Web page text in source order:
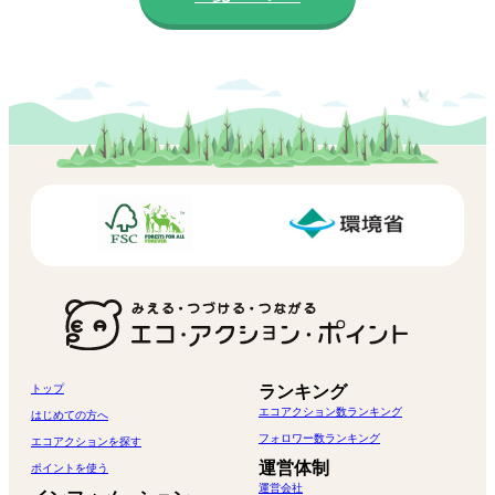
トップ
はじめての方へ
エコアクションを探す
ポイントを使う
ランキング
エコアクション数ランキング
フォロワー数ランキング
運営体制
運営会社